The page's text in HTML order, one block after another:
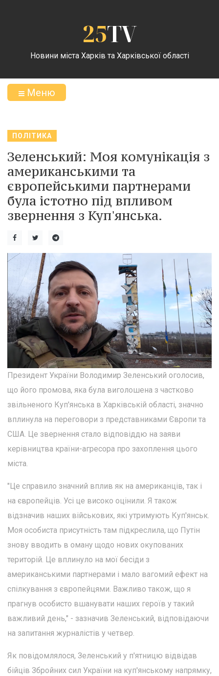
25TV
Новини міста Харків та Харківської області
Меню
ПОЛІТИКА
Зеленський: Моя комунікація з
американськими та
європейськими партнерами
була істотно під впливом
звернення з Куп'янська.
Президент України Володимир Зеленський оголосив,
що його промова, яка була виголошена з частково
звільненого Куп'янська в Харківській області, значно
вплинула на переговори з представниками Європи та
США. Це звернення стало відповіддю на заяви
керівництва країни-агресора про захоплення цього
міста.
"Це справило значний вплив як на американців, так і
на європейців. Усі це високо оцінили. Я також
відзначив наших військових, які утримують Куп'янськ.
Моя особиста присутність там підкреслила, що Путін
знову вводить в оману щодо нових окупованих
територій. Це вплинуло на мої бесіди з
американськими партнерами і мало вагомий ефект на
спілкування з європейцями. Важливо також, що я
прагнув особисто вшанувати наших героїв у такий
важливий день," - зазначив Зеленський, відповідаючи
на запитання журналістів у четвер.
Як повідомлялося, Зеленський у п'ятницю відвідав
бійців Збройних сил України на куп'янському напрямку,